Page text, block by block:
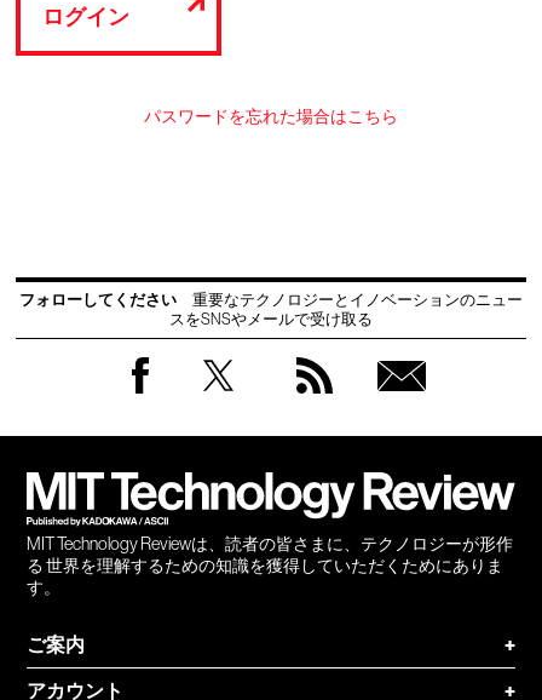
ログイン
パスワードを忘れた場合はこちら
フォローしてください
重要なテクノロジーとイノベーションのニュー
スをSNSやメールで受け取る
MIT Technology Reviewは、読者の皆さまに、テクノロジーが形作
る 世界を理解するための知識を獲得していただくためにありま
す。
ご案内
+
アカウント
+